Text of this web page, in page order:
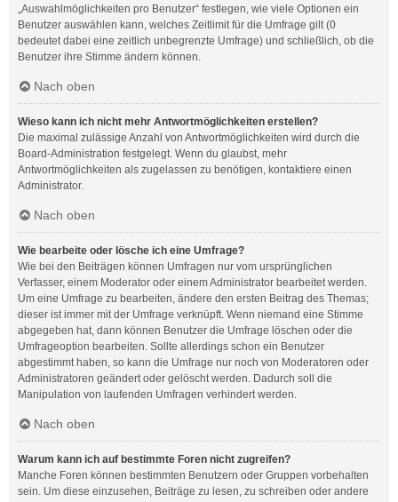
„Auswahlmöglichkeiten pro Benutzer“ festlegen, wie viele Optionen ein
Benutzer auswählen kann, welches Zeitlimit für die Umfrage gilt (0
bedeutet dabei eine zeitlich unbegrenzte Umfrage) und schließlich, ob die
Benutzer ihre Stimme ändern können.
Nach oben
Wieso kann ich nicht mehr Antwortmöglichkeiten erstellen?
Die maximal zulässige Anzahl von Antwortmöglichkeiten wird durch die
Board-Administration festgelegt. Wenn du glaubst, mehr
Antwortmöglichkeiten als zugelassen zu benötigen, kontaktiere einen
Administrator.
Nach oben
Wie bearbeite oder lösche ich eine Umfrage?
Wie bei den Beiträgen können Umfragen nur vom ursprünglichen
Verfasser, einem Moderator oder einem Administrator bearbeitet werden.
Um eine Umfrage zu bearbeiten, ändere den ersten Beitrag des Themas;
dieser ist immer mit der Umfrage verknüpft. Wenn niemand eine Stimme
abgegeben hat, dann können Benutzer die Umfrage löschen oder die
Umfrageoption bearbeiten. Sollte allerdings schon ein Benutzer
abgestimmt haben, so kann die Umfrage nur noch von Moderatoren oder
Administratoren geändert oder gelöscht werden. Dadurch soll die
Manipulation von laufenden Umfragen verhindert werden.
Nach oben
Warum kann ich auf bestimmte Foren nicht zugreifen?
Manche Foren können bestimmten Benutzern oder Gruppen vorbehalten
sein. Um diese einzusehen, Beiträge zu lesen, zu schreiben oder andere